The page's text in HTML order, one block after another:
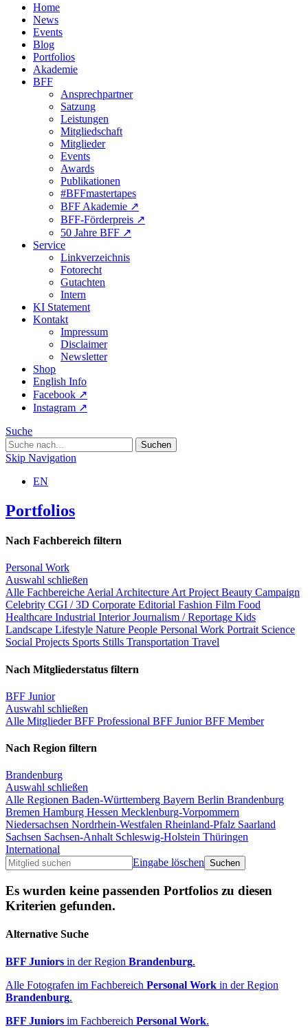
Home
News
Events
Blog
Portfolios
Akademie
BFF
Ansprechpartner
Satzung
Leistungen
Mitgliedschaft
Mitglieder
Events
Awards
Publikationen
#BFFmastertapes
BFF Akademie ↗︎
BFF-Förderpreis ↗︎
50 Jahre BFF ↗︎
Service
Linkverzeichnis
Fotorecht
Gutachten
Intern
KI Statement
Kontakt
Impressum
Disclaimer
Newsletter
Shop
English Info
Facebook ↗︎
Instagram ↗︎
Suche
Skip Navigation
EN
Portfolios
Nach Fachbereich filtern
Personal Work
Auswahl schließen
Alle Fachbereiche Aerial Architecture Art Project Beauty Campaign
Celebrity CGI / 3D Corporate Editorial Fashion Film Food
Healthcare Industrial InteriorJournalism / Reportage Kids
Landscape Lifestyle Nature People Personal Work Portrait Science
Social Projects Sports Stills Transportation Travel
Nach Mitgliederstatus filtern
BFF Junior
Auswahl schließen
Alle MitgliederBFF Professional BFF JuniorBFF Member
Nach Region filtern
Brandenburg
Auswahl schließen
Alle Regionen Baden-Württemberg Bayern Berlin Brandenburg
Bremen Hamburg Hessen Mecklenburg-Vorpommern
Niedersachsen Nordrhein-Westfalen Rheinland-Pfalz Saarland
Sachsen Sachsen-Anhalt Schleswig-Holstein Thüringen
International
Eingabe löschen
Es wurden keine passenden Portfolios zu diesen
Kriterien gefunden.
Alternative Suche
BFF Juniors in der Region Brandenburg.
Alle Fotografen im Fachbereich Personal Work in der Region
Brandenburg.
BFF Juniors im Fachbereich Personal Work.